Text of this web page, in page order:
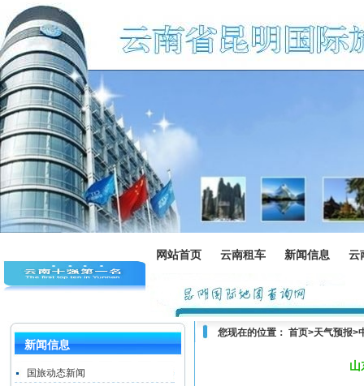
网站首页 云南租车 新闻信息 云
新闻信息
国旅动态新闻
您现在的位置： 首页>天气预报>
山